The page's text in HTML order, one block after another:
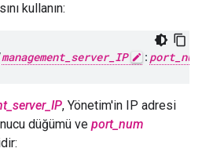
kullanın:
management_server_IP : port_num
, Yönetim'in IP adresi
düğümü ve port_num